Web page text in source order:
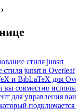
стиля junsrt
стиля junsrt в Overleaf
и BibLaTeX для
вы совместно
для управления
подключается